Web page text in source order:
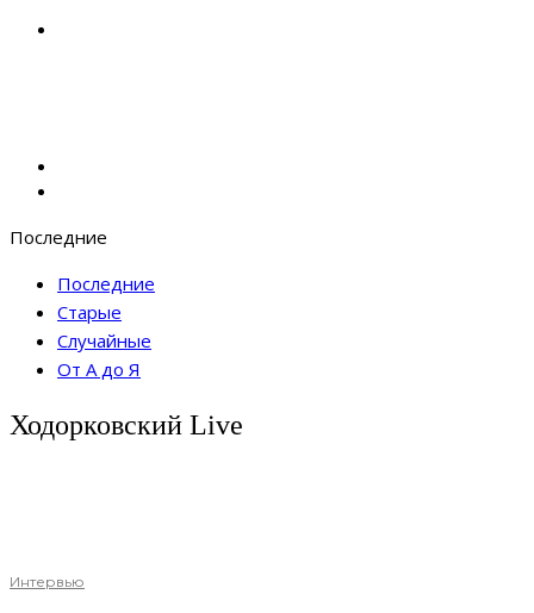
Последние
Последние
Старые
Случайные
От А до Я
Ходорковский Live
Интервью